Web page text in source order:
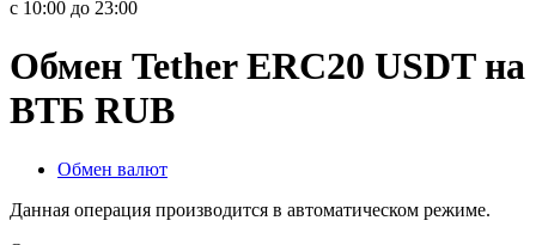
с 10:00 до 23:00
Обмен Tether ERC20 USDT на
ВТБ RUB
Обмен валют
Данная операция производится в автоматическом режиме.